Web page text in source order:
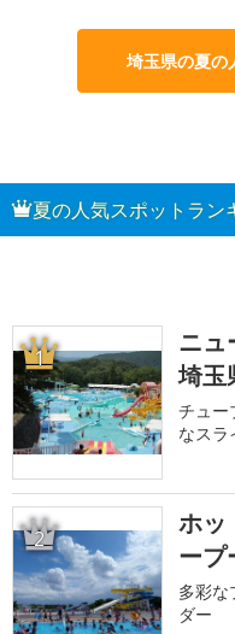
埼玉県の夏の
夏の人気スポットラン
1
ニュ
埼玉
チュー
なスラ
2
ホッ
ープ
多彩な
ダー